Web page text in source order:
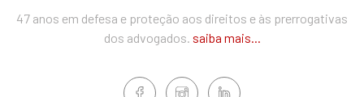
47 anos em defesa e proteção aos direitos e às prerrogativas
dos advogados. saiba mais...